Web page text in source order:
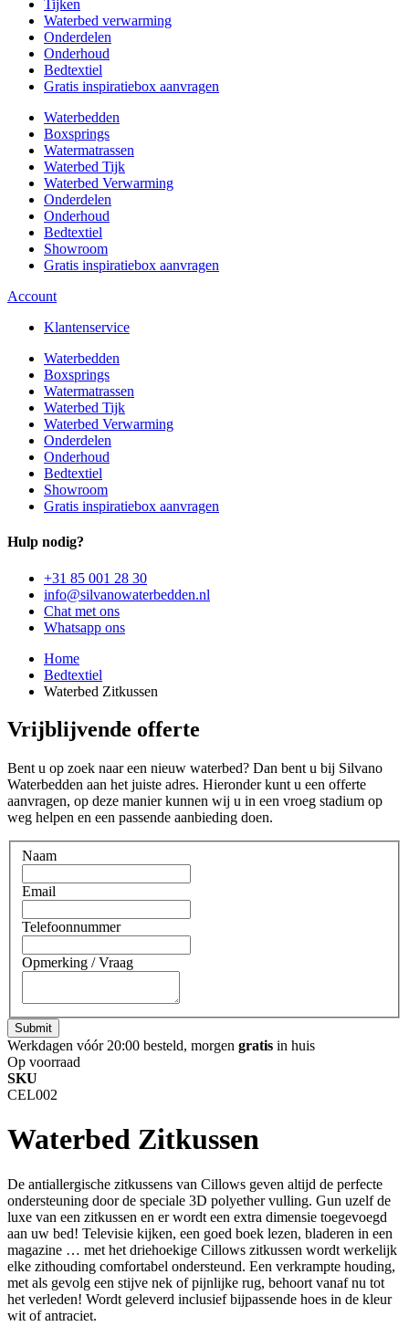
Tijken
Waterbed verwarming
Onderdelen
Onderhoud
Bedtextiel
Gratis inspiratiebox aanvragen
Waterbedden
Boxsprings
Watermatrassen
Waterbed Tijk
Waterbed Verwarming
Onderdelen
Onderhoud
Bedtextiel
Showroom
Gratis inspiratiebox aanvragen
Account
Klantenservice
Waterbedden
Boxsprings
Watermatrassen
Waterbed Tijk
Waterbed Verwarming
Onderdelen
Onderhoud
Bedtextiel
Showroom
Gratis inspiratiebox aanvragen
Hulp nodig?
+31 85 001 28 30
info@silvanowaterbedden.nl
Chat met ons
Whatsapp ons
Home
Bedtextiel
Waterbed Zitkussen
Vrijblijvende offerte
Bent u op zoek naar een nieuw waterbed? Dan bent u bij Silvano
Waterbedden aan het juiste adres. Hieronder kunt u een offerte
aanvragen, op deze manier kunnen wij u in een vroeg stadium op
weg helpen en een passende aanbieding doen.
Naam
Email
Telefoonnummer
Opmerking / Vraag
Submit
Werkdagen vóór 20:00 besteld, morgen gratis in huis
Op voorraad
SKU
CEL002
Waterbed Zitkussen
De antiallergische zitkussens van Cillows geven altijd de perfecte
ondersteuning door de speciale 3D polyether vulling. Gun uzelf de
luxe van een zitkussen en er wordt een extra dimensie toegevoegd
aan uw bed! Televisie kijken, een goed boek lezen, bladeren in een
magazine … met het driehoekige Cillows zitkussen wordt werkelijk
elke zithouding comfortabel ondersteund. Een verkrampte houding,
met als gevolg een stijve nek of pijnlijke rug, behoort vanaf nu tot
het verleden! Wordt geleverd inclusief bijpassende hoes in de kleur
wit of antraciet.